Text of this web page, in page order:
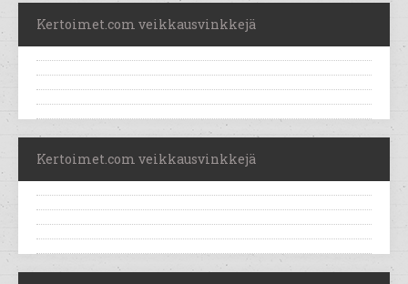
Kertoimet.com veikkausvinkkejä
Kertoimet.com veikkausvinkkejä